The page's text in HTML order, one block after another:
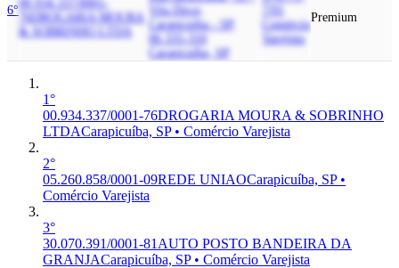
6°
00.934.337/0001-
76DROGARIA MOURA
& SOBRINHO LTDA
Vila Dirce,
Carapicuiba - SP,
06.335-310
Carapicuíba, SP
Comércio
Varejista
Premium
1°
00.934.337/0001-76DROGARIA MOURA & SOBRINHO
LTDACarapicuíba, SP • Comércio Varejista
2°
05.260.858/0001-09REDE UNIAOCarapicuíba, SP •
Comércio Varejista
3°
30.070.391/0001-81 AUTO POSTO BANDEIRA DA
GRANJACarapicuíba, SP • Comércio Varejista